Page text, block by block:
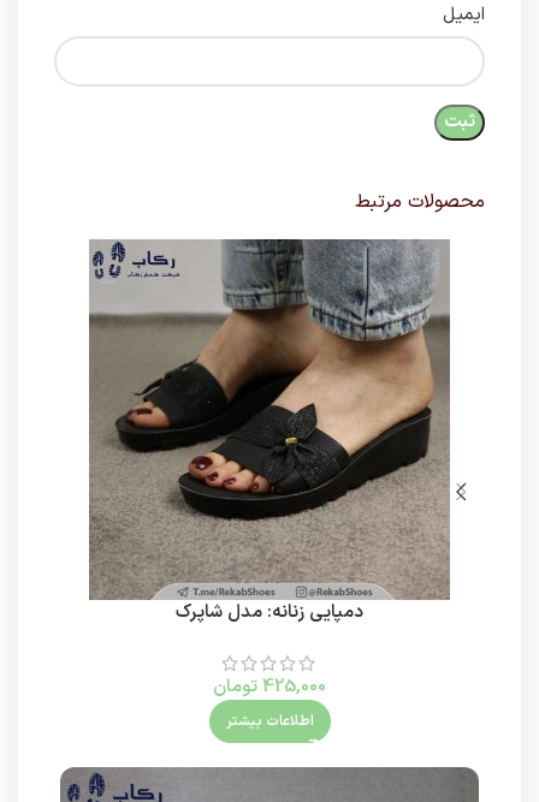
ایمیل
محصولات مرتبط
دمپایی زنانه: مدل شاپرک
425,000 تومان
اطلاعات بیشتر